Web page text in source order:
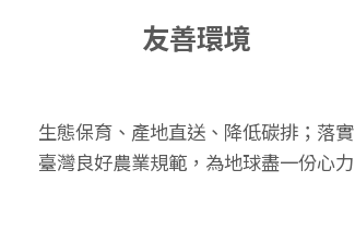
友善環境
生態保育、產地直送、降低碳排；落實
臺灣良好農業規範，為地球盡一份心力